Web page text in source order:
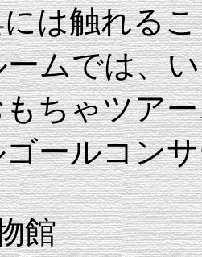
は触れるこ
ムでは、い
ちゃツアー
ールコン
館